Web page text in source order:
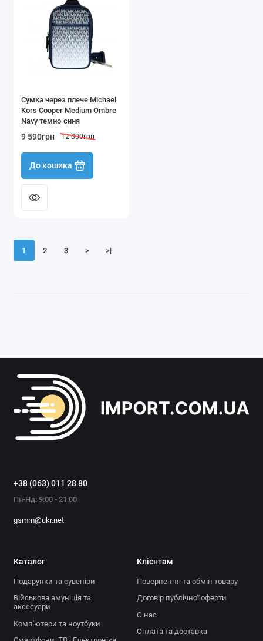
Сумка через плече Michael
Kors Cooper Medium Ombre
Navy темно-синя
9 590грн 12 000грн
До кошика
1 2 3 > >|
+38 (063) 011 28 80
Пн-Нд: 9:00 - 21:00
gsmm@ukr.net
Каталог
Подарунки та сувеніри
Військова амуніція та
аксесуари
Комп'ютери та ноутбуки
Клієнтам
Повернення та обмін товару
Договір публічної оферти
О нас
Оплата та доставка